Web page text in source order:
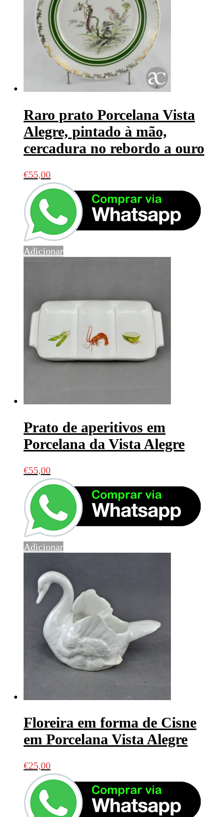
Raro prato Porcelana Vista
Alegre, pintado à mão,
cercadura no rebordo a ouro
€55,00
Adicionar
Prato de aperitivos em
Porcelana da Vista Alegre
€55,00
Adicionar
Floreira em forma de Cisne
em Porcelana Vista Alegre
€25,00